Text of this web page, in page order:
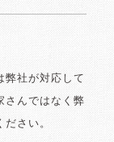
弊社が対応して
さんではなく弊
さい。